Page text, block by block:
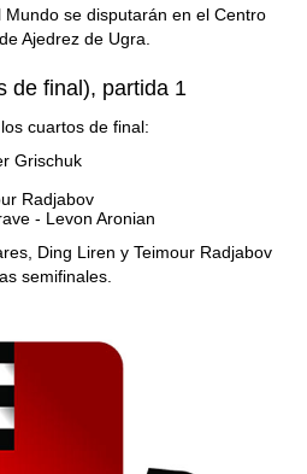
se disputarán en el Centro
Ajedrez de Ugra.
de final), partida 1
cuartos de final:
Grischuk
Radjabov
- Levon Aronian
Ding Liren y Teimour Radjabov
semifinales.